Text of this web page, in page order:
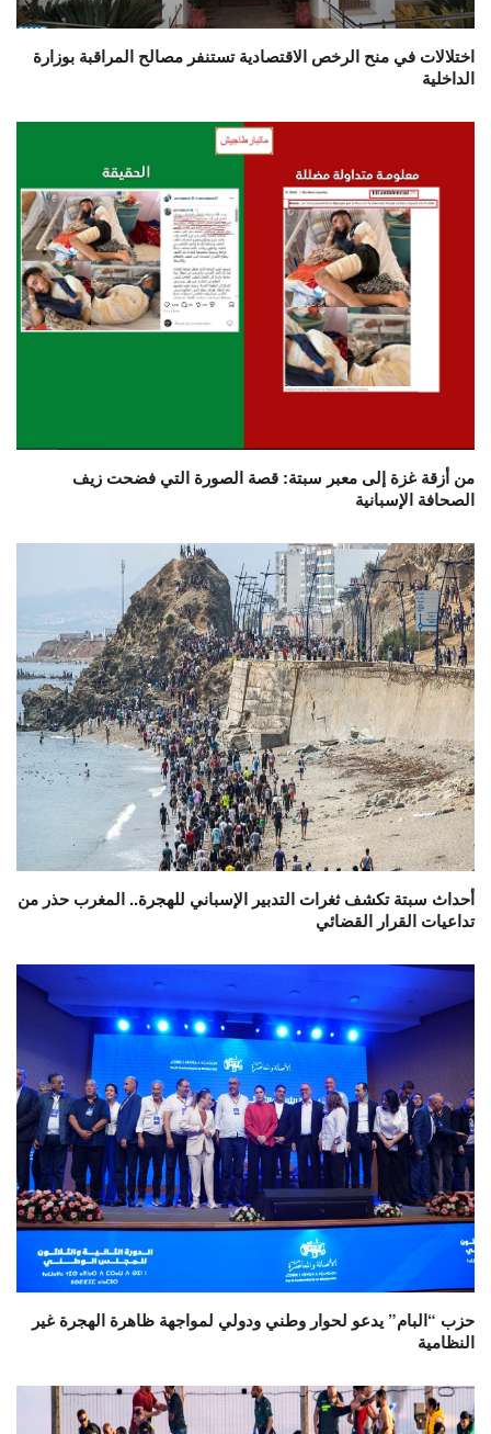
اختلالات في منح الرخص الاقتصادية تستنفر مصالح المراقبة بوزارة
الداخلية
من أزقة غزة إلى معبر سبتة: قصة الصورة التي فضحت زيف
الصحافة الإسبانية
أحداث سبتة تكشف ثغرات التدبير الإسباني للهجرة.. المغرب حذر من
تداعيات القرار القضائي
حزب “البام” يدعو لحوار وطني ودولي لمواجهة ظاهرة الهجرة غير
النظامية